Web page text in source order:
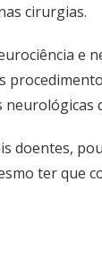
cirurgias.
e
doentes,
ter que